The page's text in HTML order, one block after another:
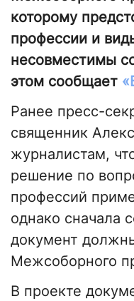
которому
профессии и
несовместимы
этом сообщает
Ранее пресс-
священник
журналистам,
решение по
профессий
однако сначала
документ
Межсоборного
В проекте